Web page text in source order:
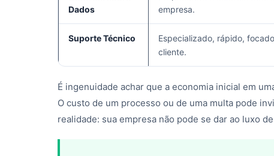
Dados
empresa.
Suporte Técnico
Especializado, rápido,
cliente.
É ingenuidade achar que a economia inicial em
O custo de um processo ou de uma multa pode
realidade: sua empresa não pode se dar ao luxo